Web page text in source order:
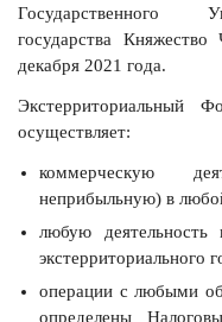
Государственного
государства
декабря 2021 года.
Экстерриториальный
осуществляет:
коммерческую
неприбыльную) в
любую деятельность
экстерриториального
операции с любыми
определены